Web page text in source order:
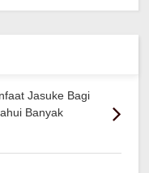
Jasuke Bagi
Banyak